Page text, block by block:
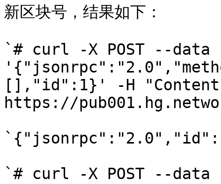
新区块号，结果如下：
`# curl -X POST --data
[],"id":1}' -H
https://
`# curl -X POST --data